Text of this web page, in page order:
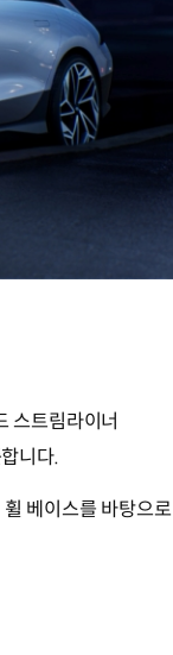
스트림라이너
니다.
베이스를 바탕으로